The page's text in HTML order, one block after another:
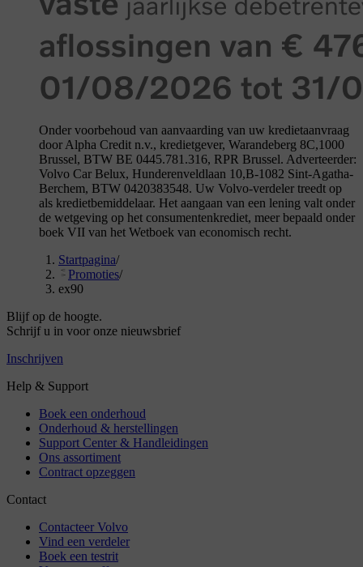
Onder voorbehoud van aanvaarding van uw kredietaanvraag
door Alpha Credit n.v., kredietgever, Warandeberg 8C,1000
Brussel, BTW BE 0445.781.316, RPR Brussel. Adverteerder:
Volvo Car Belux, Hunderenveldlaan 10,B-1082 Sint-Agatha-
Berchem, BTW 0420383548. Uw Volvo-verdeler treedt op
als kredietbemiddelaar. Het aangaan van een lening valt onder
de wetgeving op het consumentenkrediet, meer bepaald onder
boek VII van het Wetboek van economisch recht.
Startpagina/
Promoties/
ex90